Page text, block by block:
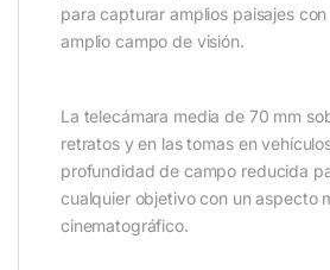
para capturar amplios paisajes
amplio campo de visión.
La telecámara media de 70 mm
retratos y en las tomas en
profundidad de campo reducida
cualquier objetivo con un aspecto
cinematográfico.